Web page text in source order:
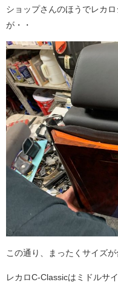
ショップさんのほうでレカ
が・・
この通り、まったくサイズが
レカロC-Classicはミドルサ